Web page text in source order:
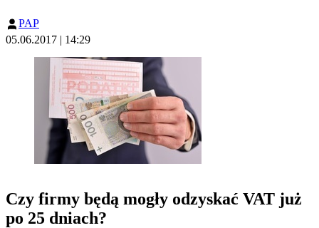
PAP
05.06.2017 | 14:29
Czy firmy będą mogły odzyskać VAT już
po 25 dniach?